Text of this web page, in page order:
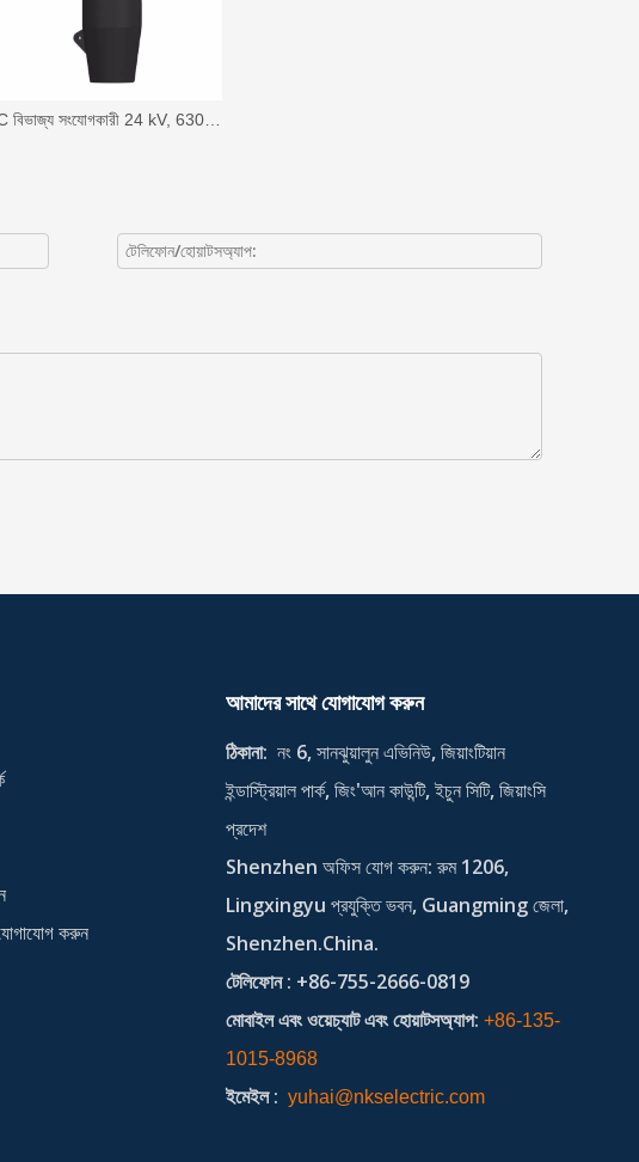
করুন
আমাদের সাথে যোগাযোগ করুন
ঠিকানা: নং 6, সানঝুয়ালুন এভিনিউ, জিয়াংটিয়ান
ইন্ডাস্ট্রিয়াল পার্ক, জিং'আন কাউন্টি, ইচুন সিটি, জিয়াংসি
প্রদেশ
Shenzhen অফিস যোগ করুন: রুম 1206,
Lingxingyu প্রযুক্তি ভবন, Guangming জেলা,
Shenzhen.China.
টেলিফোন: +86-755-2666-0819
মোবাইল এবং ওয়েচ্যাট এবং হোয়াটসঅ্যাপ: +86-135-
1015-8968
ইমেইল: yuhai@nkselectric.com